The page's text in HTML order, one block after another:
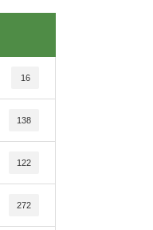
16
138
122
272